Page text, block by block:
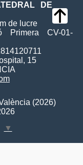
DE
de lucre
Primera CV-01-
15
(2026)
▼